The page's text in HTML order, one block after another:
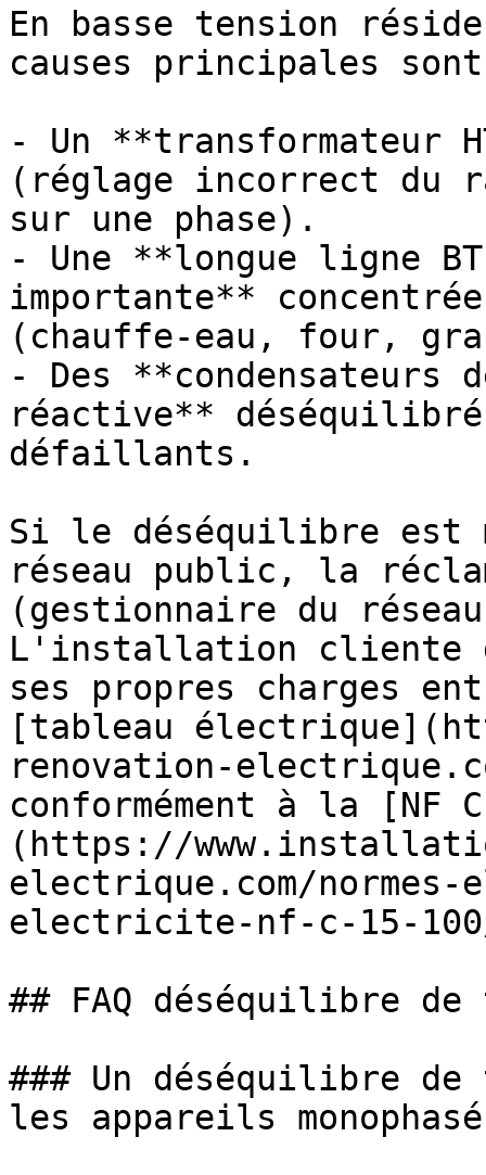
En basse tension
causes principales
- Un **transformateur
(réglage incorrect du
sur une phase).
- Une **longue ligne BT
importante**
(chauffe-eau, four,
- Des **condensateurs
réactive**
défaillants.
Si le déséquilibre est
réseau public, la
(gestionnaire du
L'installation cliente
ses propres charges
[tableau
renovation-
conformément à la [NF
(https://
electrique.com/normes-
electricite-nf-c-15-
## FAQ déséquilibre de
### Un déséquilibre
les appareils